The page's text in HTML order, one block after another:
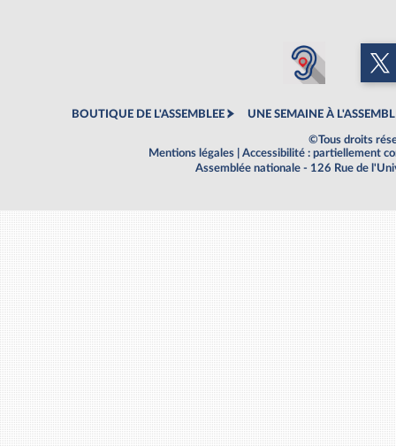
BOUTIQUE DE L'ASSEMBLEE UNE SEMAINE À
©Tous droits
Mentions légales
Accessibilité : partiellement
Assemblée nationale - 126 Rue de